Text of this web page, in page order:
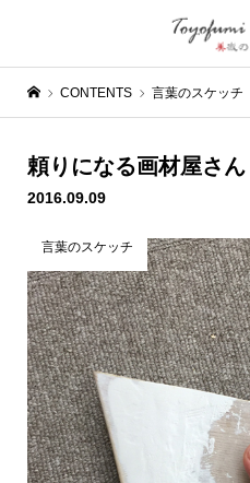
CONTENTS 言葉のスケッチ
頼りになる画材屋さん
2016.09.09
言葉のスケッチ